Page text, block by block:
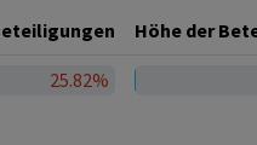
Höhe der
25.82%